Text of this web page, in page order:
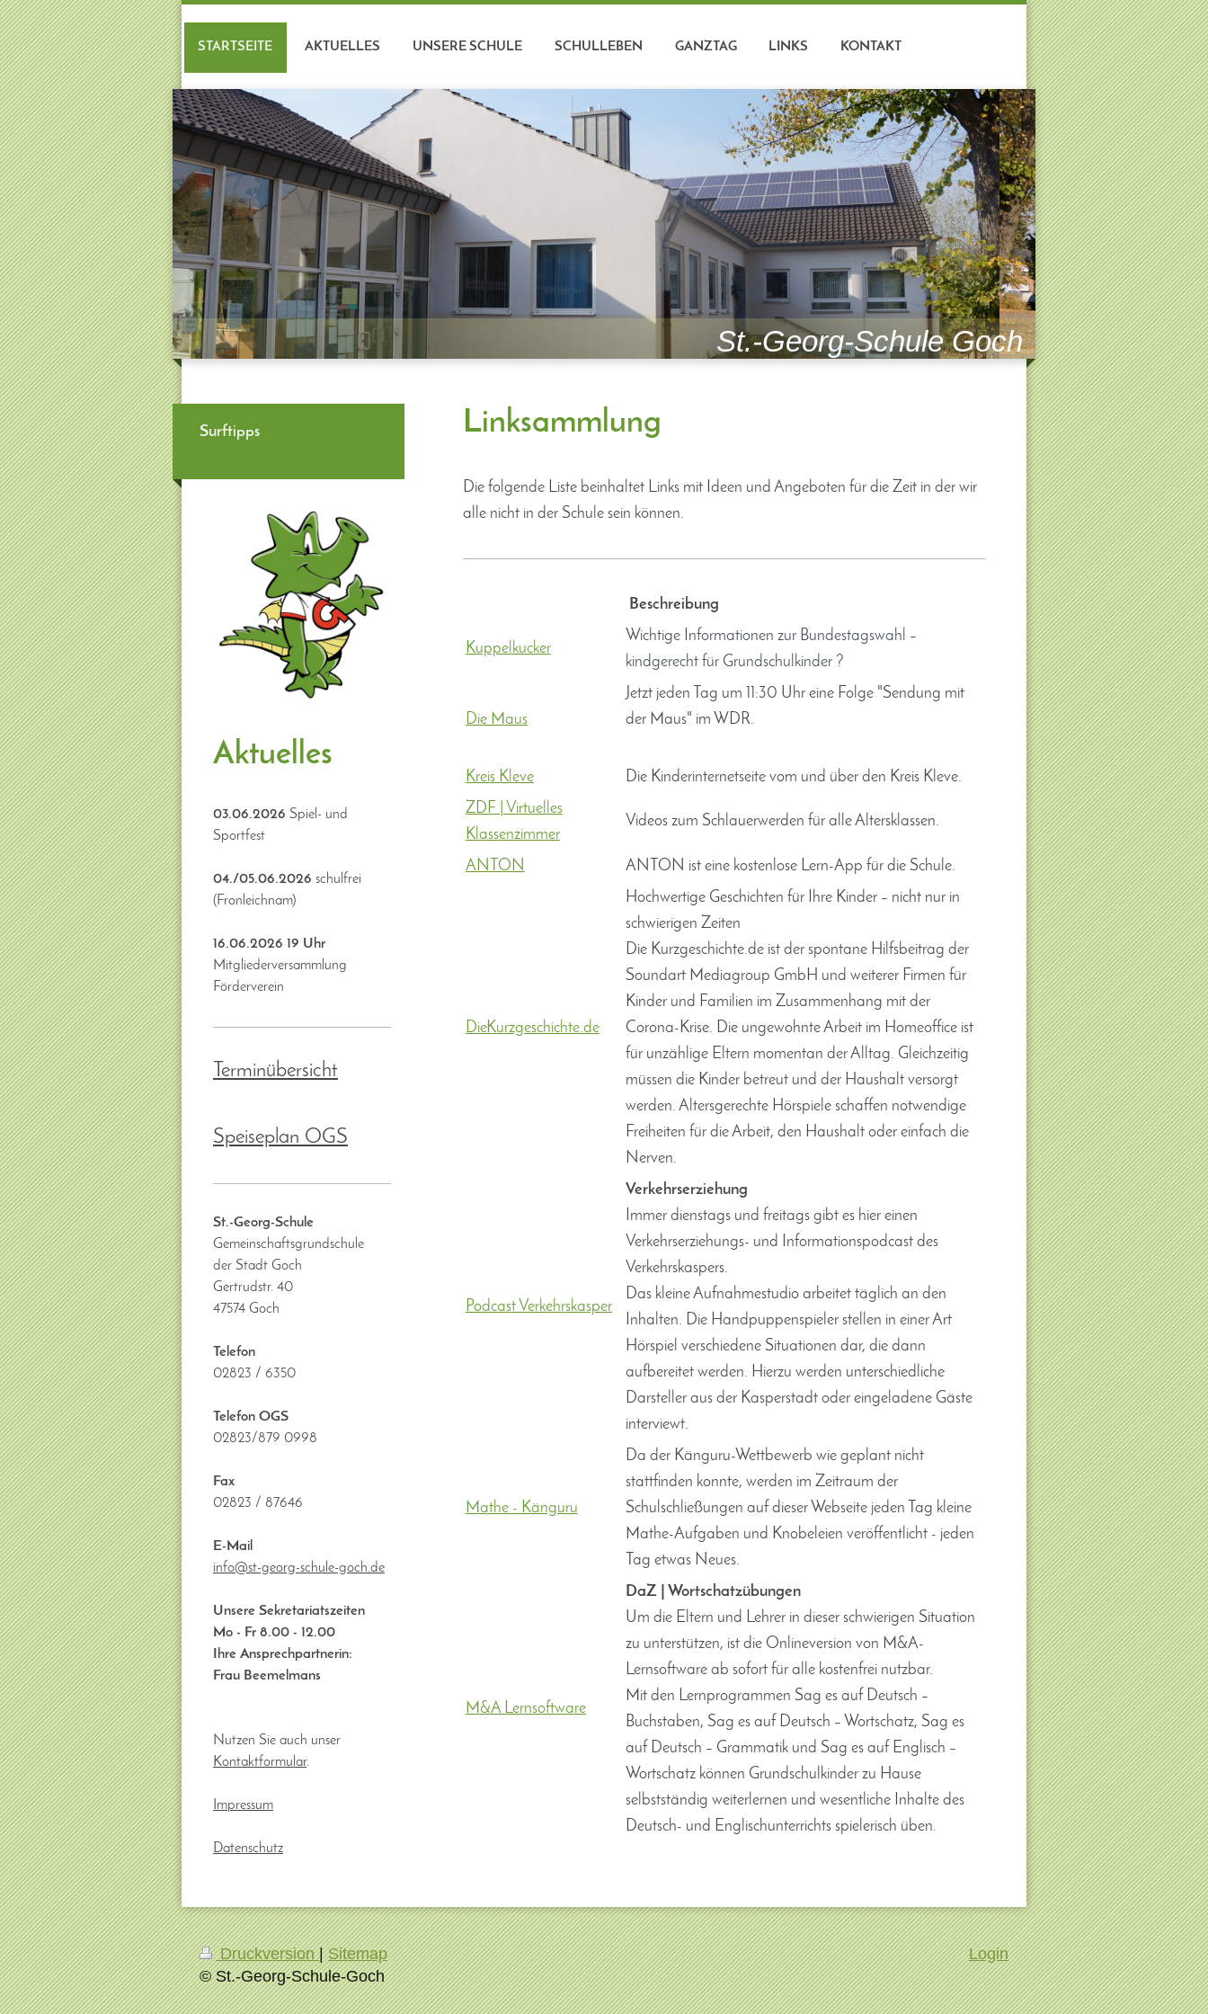
STARTSEITE AKTUELLES UNSERE SCHULE SCHULLEBEN GANZTAG LINKS KONTAKT
St.-Georg-Schule Goch
Linksammlung
Die folgende Liste beinhaltet Links mit Ideen und Angeboten für die Zeit in der wir
alle nicht in der Schule sein können.
Beschreibung
Kuppelkucker
Wichtige Informationen zur Bundestagswahl –
kindgerecht für Grundschulkinder ?
Die Maus
Jetzt jeden Tag um 11:30 Uhr eine Folge "Sendung mit
der Maus" im WDR.
Kreis Kleve
Die Kinderinternetseite vom und über den Kreis Kleve.
ZDF | Virtuelles
Klassenzimmer
Videos zum Schlauerwerden für alle Altersklassen.
ANTON ANTON ist eine kostenlose Lern-App für die Schule.
DieKurzgeschichte.de
Hochwertige Geschichten für Ihre Kinder – nicht nur in
schwierigen Zeiten
Die Kurzgeschichte.de ist der spontane Hilfsbeitrag der
Soundart Mediagroup GmbH und weiterer Firmen für
Kinder und Familien im Zusammenhang mit der
Corona-Krise. Die ungewohnte Arbeit im Homeoffice ist
für unzählige Eltern momentan der Alltag. Gleichzeitig
müssen die Kinder betreut und der Haushalt versorgt
werden. Altersgerechte Hörspiele schaffen notwendige
Freiheiten für die Arbeit, den Haushalt oder einfach die
Nerven.
Podcast Verkehrskasper
Verkehrserziehung
Immer dienstags und freitags gibt es hier einen
Verkehrserziehungs- und Informationspodcast des
Verkehrskaspers.
Das kleine Aufnahmestudio arbeitet täglich an den
Inhalten. Die Handpuppenspieler stellen in einer Art
Hörspiel verschiedene Situationen dar, die dann
aufbereitet werden. Hierzu werden unterschiedliche
Darsteller aus der Kasperstadt oder eingeladene Gäste
interviewt.
Mathe - Känguru
Da der Känguru-Wettbewerb wie geplant nicht
stattfinden konnte, werden im Zeitraum der
Schulschließungen auf dieser Webseite jeden Tag kleine
Mathe-Aufgaben und Knobeleien veröffentlicht - jeden
Tag etwas Neues.
M&A Lernsoftware
DaZ | Wortschatzübungen
Um die Eltern und Lehrer in dieser schwierigen Situation
zu unterstützen, ist die Onlineversion von M&A-
Lernsoftware ab sofort für alle kostenfrei nutzbar.
Mit den Lernprogrammen Sag es auf Deutsch –
Buchstaben, Sag es auf Deutsch – Wortschatz, Sag es
auf Deutsch – Grammatik und Sag es auf Englisch –
Wortschatz können Grundschulkinder zu Hause
selbstständig weiterlernen und wesentliche Inhalte des
Deutsch- und Englischunterrichts spielerisch üben.
Surftipps
Aktuelles
03.06.2026 Spiel- und
Sportfest
04./05.06.2026 schulfrei
(Fronleichnam)
16.06.2026 19 Uhr
Mitgliederversammlung
Förderverein
Terminübersicht
Speiseplan OGS
St.-Georg-Schule
Gemeinschaftsgrundschule
der Stadt Goch
Gertrudstr. 40
47574 Goch
Telefon
02823 / 6350
Telefon OGS
02823/879 0998
Fax
02823 / 87646
E-Mail
info@st-georg-schule-goch.de
Unsere Sekretariatszeiten
Mo - Fr 8.00 - 12.00
Ihre Ansprechpartnerin:
Frau Beemelmans
Nutzen Sie auch unser
Kontaktformular.
Impressum
Datenschutz
Druckversion| Sitemap
© St.-Georg-Schule-Goch
Login